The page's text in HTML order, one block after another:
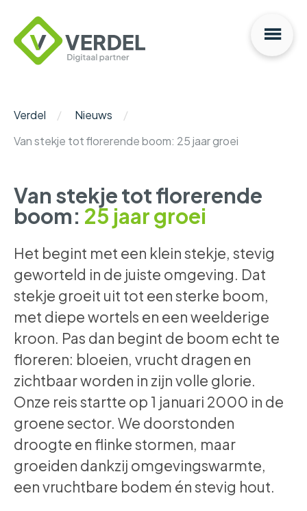
Verdel
Nieuws
Van stekje tot florerende boom: 25 jaar groei
Van stekje tot florerende
boom: 25 jaar groei
Het begint met een klein stekje, stevig
geworteld in de juiste omgeving. Dat
stekje groeit uit tot een sterke boom,
met diepe wortels en een weelderige
kroon. Pas dan begint de boom echt te
floreren: bloeien, vrucht dragen en
zichtbaar worden in zijn volle glorie.
Onze reis startte op 1 januari 2000 in de
groene sector. We doorstonden
droogte en flinke stormen, maar
groeiden dankzij omgevingswarmte,
een vruchtbare bodem én stevig hout.